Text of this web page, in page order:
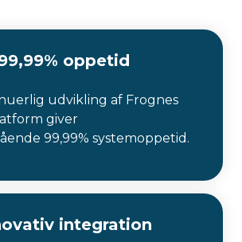
oppetid
udvikling af Frognes
giver
99,99% systemoppetid.
integration